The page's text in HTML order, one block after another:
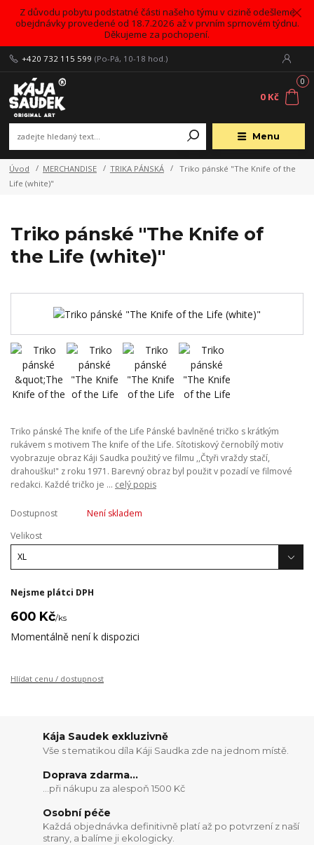
Z důvodu pobytu podstatné části našeho týmu v cizině odešleme
obejdnávky provedené od 18.7.2026 až v prvním sprnovém týdnu.
Děkujeme za pochopení.
Menu
+420 732 115 599 (Po-Pá, 10-18 hod.)
0
0 Kč
Úvod MERCHANDISE TRIKA PÁNSKÁ
Triko pánské "The Knife of the
Life (white)"
Triko pánské "The Knife of
the Life (white)"
Triko pánské The knife of the Life Pánské bavlněné tričko s krátkým
rukávem s motivem The knife of the Life. Sítotiskový černobílý motiv
vyobrazuje obraz Káji Saudka použitý ve filmu ,,Čtyři vraždy stačí,
drahoušku!" z roku 1971. Barevný obraz byl použit v pozadí ve filmové
redakci. Každé tričko je ... celý popis
Dostupnost
Není skladem
Velikost
Nejsme plátci DPH
600 Kč/ks
Momentálně není k dispozici
Hlídat cenu / dostupnost
Kája Saudek exkluzivně
Vše s tematikou díla Káji Saudka zde na jednom místě.
Doprava zdarma...
...při nákupu za alespoň 1500 Kč
Osobní péče
Každá objednávka definitivně platí až po potvrzení z naší
strany, a balíme ji ekologicky.